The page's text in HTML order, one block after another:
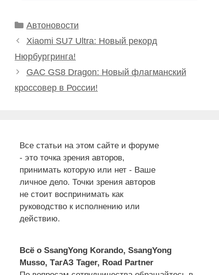
Рубрики
Автоновости
Xiaomi SU7 Ultra: Новый рекорд
Нюрбургринга!
GAC GS8 Dragon: Новый флагманский
кроссовер в России!
Все статьи на этом сайте и форуме
- это точка зрения авторов,
принимать которую или нет - Ваше
личное дело. Точки зрения авторов
не стоит воспринимать как
руководство к исполнению или
действию.
Всё о SsangYong Korando, SsangYong
Musso, ТагАЗ Tager, Road Partner